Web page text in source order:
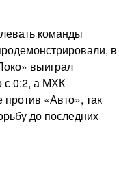
команды
в
выиграл
с 0:2, а МХК
«Авто», так
до последних